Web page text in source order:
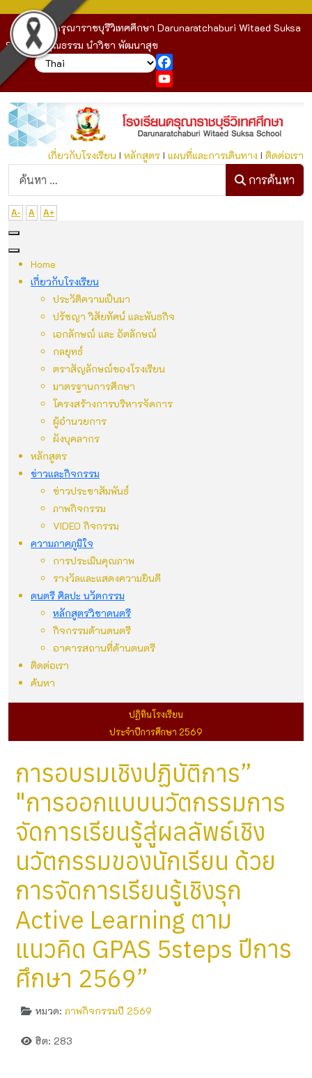
โรงเรียนดรุณาราชบุรีวิเทศศึกษา Darunaratchaburi Witaed Suksa
School : คุณธรรม นำวิชา พัฒนาสุข
YouTube
เกี่ยวกับโรงเรียนI หลักสูตรI แผนที่และการเดินทาง I ติดต่อเรา
ก
การค้นหา
A- A A+
Home
เกี่ยวกับโรงเรียน
ประวัติความเป็นมา
ปรัชญา วิสัยทัศน์ และพันธกิจ
เอกลักษณ์ และ อัตลักษณ์
กลยุทธ์
ตราสัญลักษณ์ของโรงเรียน
มาตรฐานการศึกษา
โครงสร้างการบริหารจัดการ
ผู้อำนวยการ
ผังบุคลากร
หลักสูตร
ข่าวและกิจกรรม
ข่าวประชาสัมพันธ์
ภาพกิจกรรม
VIDEO กิจกรรม
ความภาคภูมิใจ
การประเมินคุณภาพ
รางวัลและแสดงความยินดี
ดนตรี ศิลปะ นวัตกรรม
หลักสูตรวิชาดนตรี
กิจกรรมด้านดนตรี
อาคารสถานที่ด้านดนตรี
ติดต่อเรา
ค้นหา
ปฏิทินโรงเรียน
ประจำปีการศึกษา 2569
การอบรมเชิงปฏิบัติการ”
"การออกแบบนวัตกรรมการ
จัดการเรียนรู้สู่ผลลัพธ์เชิง
นวัตกรรมของนักเรียน ด้วย
การจัดการเรียนรู้เชิงรุก
Active Learning ตาม
แนวคิด GPAS 5steps ปีการ
ศึกษา 2569”
หมวด: ภาพกิจกรรมปี 2569
ฮิต: 283